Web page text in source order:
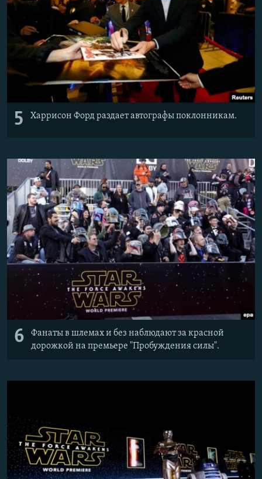
5 Харрисон Форд раздает автографы поклонникам.
6
Фанаты в шлемах и без наблюдают за красной
дорожкой на премьере "Пробуждения силы".